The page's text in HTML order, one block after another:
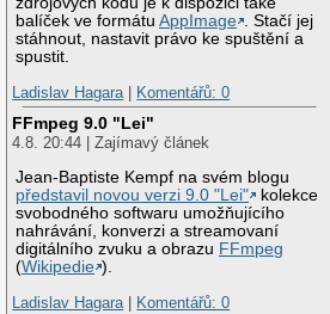
balíček ve formátuAppImage . Stačí jej
stáhnout, nastavit právo ke spuštění a
spustit.
Ladislav Hagara
Komentářů: 0
FFmpeg 9.0 "Lei"
4.8. 20:44 | Zajímavý článek
Jean-Baptiste Kempf na svém blogu
představil novou verzi 9.0 "Lei"
kolekce
svobodného softwaru umožňujícího
nahrávání, konverzi a streamovaní
digitálního zvuku a obrazu FFmpeg
(Wikipedie ).
Ladislav Hagara
Komentářů: 0